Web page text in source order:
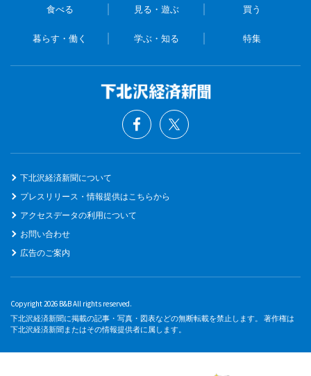
食べる 見る・遊ぶ 買う
暮らす・働く 学ぶ・知る 特集
下北沢経済新聞について
プレスリリース・情報提供はこちらから
アクセスデータの利用について
お問い合わせ
広告のご案内
Copyright 2026 B&B All rights reserved.
下北沢経済新聞に掲載の記事・写真・図表などの無断転載を禁止します。 著作権は
下北沢経済新聞またはその情報提供者に属します。